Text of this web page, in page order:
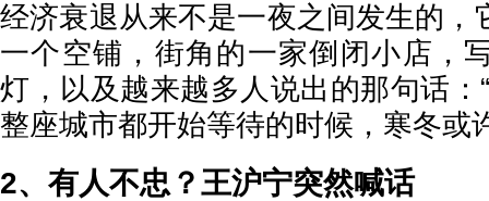
经济衰退从来不是一夜之间发生的，
一个空铺，街角的一家倒闭小店，
灯，以及越来越多人说出的那句话：
整座城市都开始等待的时候，寒冬或
2、有人不忠？王沪宁突然喊话